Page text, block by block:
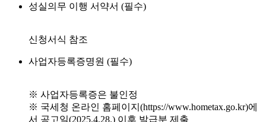
성실의무 이행 서약서 (필수)
신청서식 참조
사업자등록증명원 (필수)
※ 사업자등록증은 불인정
※ 국세청 온라인 홈페이지(https://www.hometax.go.kr)에
서 공고일(2025.4.28.) 이후 발급분 제출